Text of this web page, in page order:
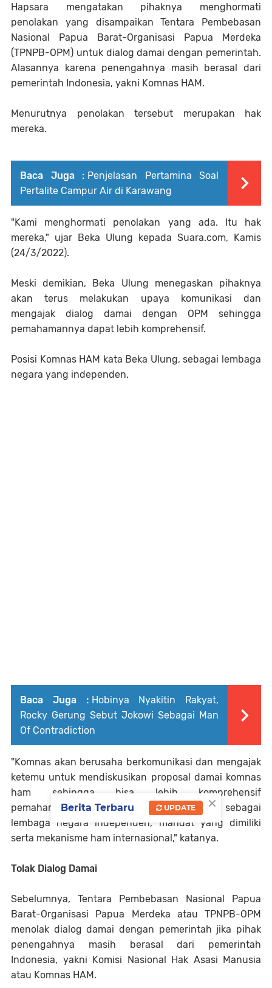
Hapsara mengatakan pihaknya menghormati
penolakan yang disampaikan Tentara Pembebasan
Nasional Papua Barat-Organisasi Papua Merdeka
(TPNPB-OPM) untuk dialog damai dengan pemerintah.
Alasannya karena penengahnya masih berasal dari
pemerintah Indonesia, yakni Komnas HAM.
Menurutnya penolakan tersebut merupakan hak
mereka.
Baca Juga : Penjelasan Pertamina Soal
Pertalite Campur Air di Karawang
"Kami menghormati penolakan yang ada. Itu hak
mereka," ujar Beka Ulung kepada Suara.com, Kamis
(24/3/2022).
Meski demikian, Beka Ulung menegaskan pihaknya
akan terus melakukan upaya komunikasi dan
mengajak dialog damai dengan OPM sehingga
pemahamannya dapat lebih komprehensif.
Posisi Komnas HAM kata Beka Ulung, sebagai lembaga
negara yang independen.
Baca Juga : Hobinya Nyakitin Rakyat,
Rocky Gerung Sebut Jokowi Sebagai Man
Of Contradiction
"Komnas akan berusaha berkomunikasi dan mengajak
ketemu untuk mendiskusikan proposal damai komnas
ham sehingga bisa lebih komprehensif
pemahamannya. Misal posisi Komnas Ham sebagai
lembaga negara independen, mandat yang dimiliki
serta mekanisme ham internasional," katanya.
Tolak Dialog Damai
Sebelumnya, Tentara Pembebasan Nasional Papua
Barat-Organisasi Papua Merdeka atau TPNPB-OPM
menolak dialog damai dengan pemerintah jika pihak
penengahnya masih berasal dari pemerintah
Indonesia, yakni Komisi Nasional Hak Asasi Manusia
atau Komnas HAM.
×
Berita Terbaru UPDATE